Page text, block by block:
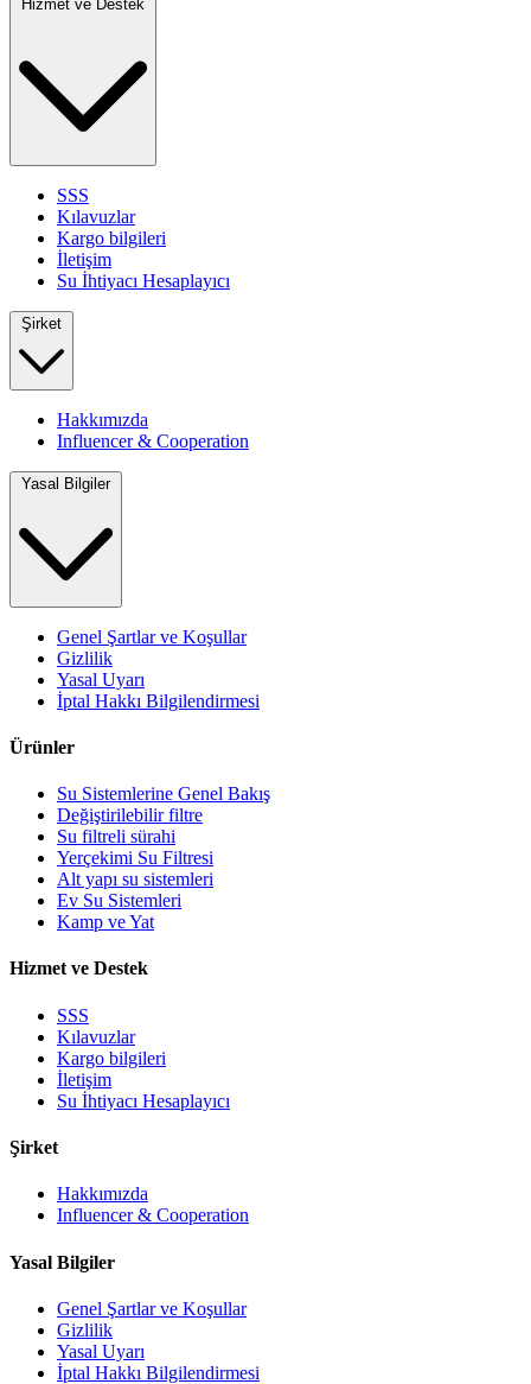
Hizmet ve Destek
SSS
Kılavuzlar
Kargo bilgileri
İletişim
Su İhtiyacı Hesaplayıcı
Şirket
Hakkımızda
Influencer & Cooperation
Yasal Bilgiler
Genel Şartlar ve Koşullar
Gizlilik
Yasal Uyarı
İptal Hakkı Bilgilendirmesi
Ürünler
Su Sistemlerine Genel Bakış
Değiştirilebilir filtre
Su filtreli sürahi
Yerçekimi Su Filtresi
Alt yapı su sistemleri
Ev Su Sistemleri
Kamp ve Yat
Hizmet ve Destek
SSS
Kılavuzlar
Kargo bilgileri
İletişim
Su İhtiyacı Hesaplayıcı
Şirket
Hakkımızda
Influencer & Cooperation
Yasal Bilgiler
Genel Şartlar ve Koşullar
Gizlilik
Yasal Uyarı
İptal Hakkı Bilgilendirmesi